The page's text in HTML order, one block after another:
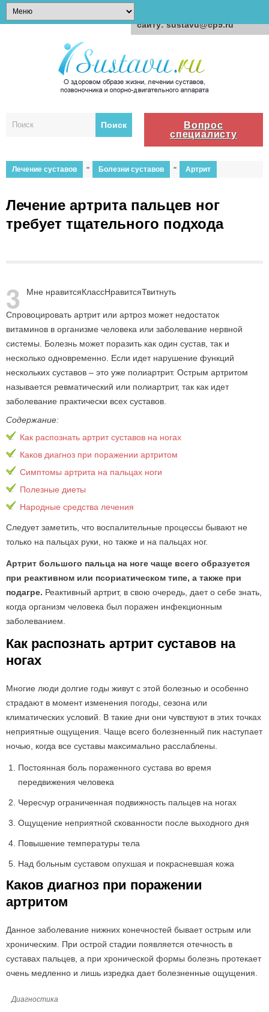
Вопрос
специалисту
Лечение суставов " Болезни суставов " Артрит
Лечение артрита пальцев ног
требует тщательного подхода
3 Мне нравитсяКлассНравитсяТвитнуть
Спровоцировать артрит или артроз может недостаток
витаминов в организме человека или заболевание нервной
системы. Болезнь может поразить как один сустав, так и
несколько одновременно. Если идет нарушение функций
нескольких суставов – это уже полиартрит. Острым артритом
называется ревматический или полиартрит, так как идет
заболевание практически всех суставов.
Содержание:
Как распознать артрит суставов на ногах
Каков диагноз при поражении артритом
Симптомы артрита на пальцах ноги
Полезные диеты
Народные средства лечения
Следует заметить, что воспалительные процессы бывают не
только на пальцах руки, но также и на пальцах ног.
Артрит большого пальца на ноге чаще всего образуется
при реактивном или псориатическом типе, а также при
подагре. Реактивный артрит, в свою очередь, дает о себе знать,
когда организм человека был поражен инфекционным
заболеванием.
Как распознать артрит суставов на
ногах
Многие люди долгие годы живут с этой болезнью и особенно
страдают в момент изменения погоды, сезона или
климатических условий. В такие дни они чувствуют в этих точках
неприятные ощущения. Чаще всего болезненный пик наступает
ночью, когда все суставы максимально расслаблены.
Постоянная боль пораженного сустава во время
передвижения человека
Чересчур ограниченная подвижность пальцев на ногах
Ощущение неприятной скованности после выходного дня
Повышение температуры тела
Над больным суставом опухшая и покрасневшая кожа
Каков диагноз при поражении
артритом
Данное заболевание нижних конечностей бывает острым или
хроническим. При острой стадии появляется отечность в
суставах пальцев, а при хронической формы болезнь протекает
очень медленно и лишь изредка дает болезненные ощущения.
Диагностика
сайту: sustavu@cp9.ru